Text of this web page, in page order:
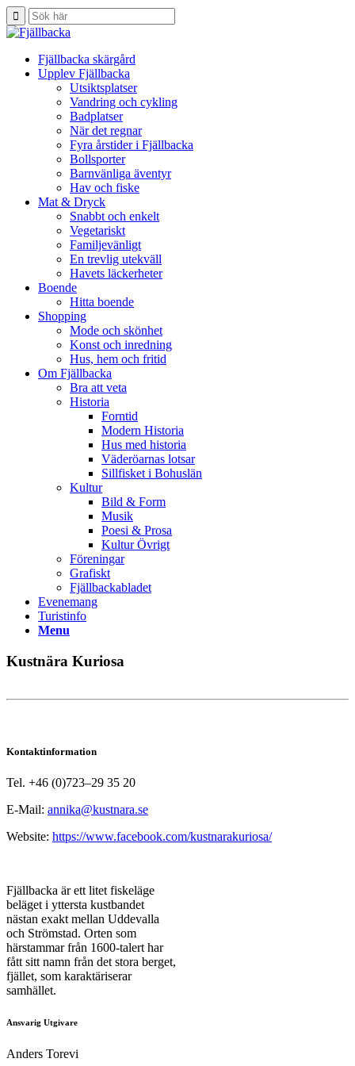
Fjällbacka skärgård
Upplev Fjällbacka
Utsiktsplatser
Vandring och cykling
Badplatser
När det regnar
Fyra årstider i Fjällbacka
Bollsporter
Barnvänliga äventyr
Hav och fiske
Mat & Dryck
Snabbt och enkelt
Vegetariskt
Familjevänligt
En trevlig utekväll
Havets läckerheter
Boende
Hitta boende
Shopping
Mode och skönhet
Konst och inredning
Hus, hem och fritid
Om Fjällbacka
Bra att veta
Historia
Forntid
Modern Historia
Hus med historia
Väderöarnas lotsar
Sillfisket i Bohuslän
Kultur
Bild & Form
Musik
Poesi & Prosa
Kultur Övrigt
Föreningar
Grafiskt
Fjällbackabladet
Evenemang
Turistinfo
Menu
Kustnära Kuriosa
Kontaktinformation
Tel. +46 (0)723–29 35 20
E-Mail: annika@kustnara.se
Website: https://www.facebook.com/kustnarakuriosa/
Fjällbacka är ett litet fiskeläge
beläget i yttersta kustbandet
nästan exakt mellan Uddevalla
och Strömstad. Orten som
härstammar från 1600-talert har
fått sitt namn från det stora berget,
fjället, som karaktäriserar
samhället.
Ansvarig Utgivare
Anders Torevi